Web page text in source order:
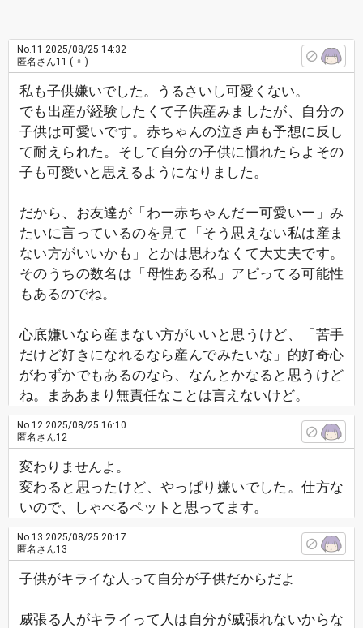
No.11 2025/08/25 14:32
匿名さん11 ( ♀ )
私も子供嫌いでした。うるさいし可愛くない。
でも出産が経験したくて子供産みましたが、自分の
子供は可愛いです。赤ちゃんの泣き声も予想に反し
て耐えられた。そして自分の子供に慣れたらよその
子も可愛いと思えるようになりました。
だから、お友達が「わー赤ちゃんだー可愛いー」み
たいに言っているのを見て「そう思えない私は産ま
ない方がいいかも」とかは思わなくて大丈夫です。
そのうちの数名は「母性ある私」アピってる可能性
もあるのでね。
心底嫌いなら産まない方がいいと思うけど、「苦手
だけど好きになれるなら産んでみたいな」的好奇心
がわずかでもあるのなら、なんとかなると思うけど
ね。まああまり無責任なことは言えないけど。
No.12 2025/08/25 16:10
匿名さん12
変わりませんよ。
変わると思ったけど、やっぱり嫌いでした。仕方な
いので、しゃべるペットと思ってます。
No.13 2025/08/25 20:17
匿名さん13
子供がキライな人って自分が子供だからだよ
威張る人がキライって人は自分が威張れないからな